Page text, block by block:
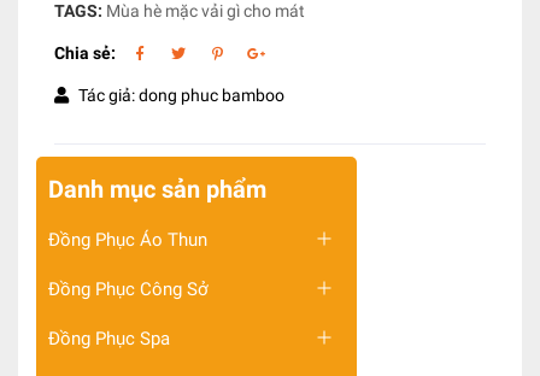
TAGS: Mùa hè mặc vải gì cho mát
Chia sẻ:
Tác giả: dong phuc bamboo
Danh mục sản phẩm
Đồng Phục Áo Thun
Đồng Phục Công Sở
Đồng Phục Spa